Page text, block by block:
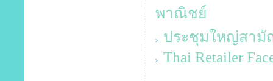
พาณิชย์
ประชุมใหญ่สามั
Thai Retailer